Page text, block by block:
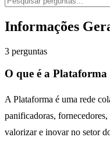
Informações
3 perguntas
O que é a
A Plataforma é uma rede
panificadoras,
valorizar e inovar no setor